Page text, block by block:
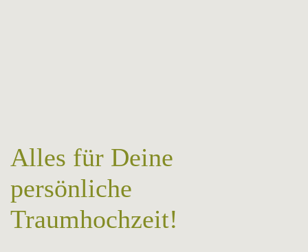
Alles für Deine
persönliche
Traumhochzeit!